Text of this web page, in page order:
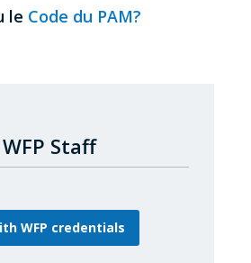
le Code du PAM?
WFP Staff